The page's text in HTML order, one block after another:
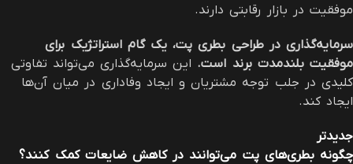
موفقیت در بازار رقابتی دارند.
سرمایه‌گذاری در طراحی بطری پت، یک گام استراتژیک برای
موفقیت بلندمدت برند است. این سرمایه‌گذاری می‌تواند تفاوتی
کلیدی در جلب توجه مشتریان و ایجاد وفاداری در میان آن‌ها
ایجاد کند.
جدیدتر
چگونه بطری‌های پت می‌توانند در کاهش ضایعات کمک کنند؟